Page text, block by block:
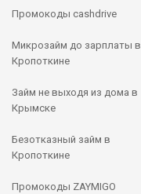
Промокоды cashdrive
Микрозайм до зарплаты в
Кропоткине
Займ не выходя из дома в
Крымске
Безотказный займ в
Кропоткине
Промокоды ZAYMIGO